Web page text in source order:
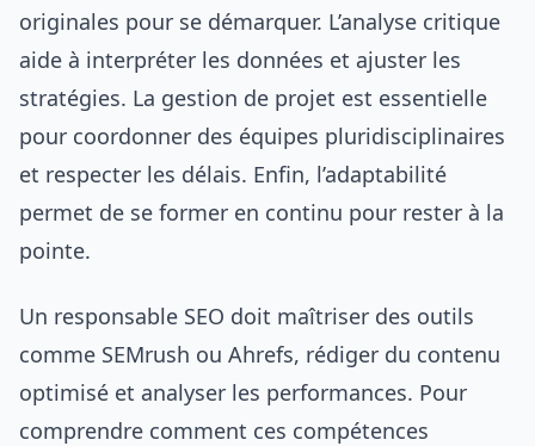
originales pour se démarquer. L’analyse critique
aide à interpréter les données et ajuster les
stratégies. La gestion de projet est essentielle
pour coordonner des équipes pluridisciplinaires
et respecter les délais. Enfin, l’adaptabilité
permet de se former en continu pour rester à la
pointe.
Un responsable SEO doit maîtriser des outils
comme SEMrush ou Ahrefs, rédiger du contenu
optimisé et analyser les performances. Pour
comprendre comment ces compétences